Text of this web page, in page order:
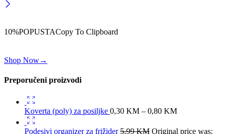
10%POPUSTACopy To Clipboard
Shop Now→
Preporučeni proizvodi
Koverta (poly) za posiljke 0,30 KM – 0,80 KM
Podesivi organizer za frižider5,99KM Original price was: